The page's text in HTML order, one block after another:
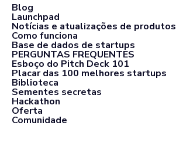
Blog
Launchpad
Notícias e atualizações de produtos
Como funciona
Base de dados de startups
PERGUNTAS FREQUENTES
Esboço do Pitch Deck 101
Placar das 100 melhores startups
Biblioteca
Sementes secretas
Hackathon
Oferta
Comunidade